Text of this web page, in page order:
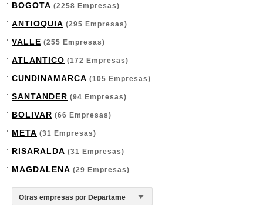
BOGOTA (2258 Empresas)
ANTIOQUIA (295 Empresas)
VALLE (255 Empresas)
ATLANTICO (172 Empresas)
CUNDINAMARCA (105 Empresas)
SANTANDER (94 Empresas)
BOLIVAR (66 Empresas)
META (31 Empresas)
RISARALDA (31 Empresas)
MAGDALENA (29 Empresas)